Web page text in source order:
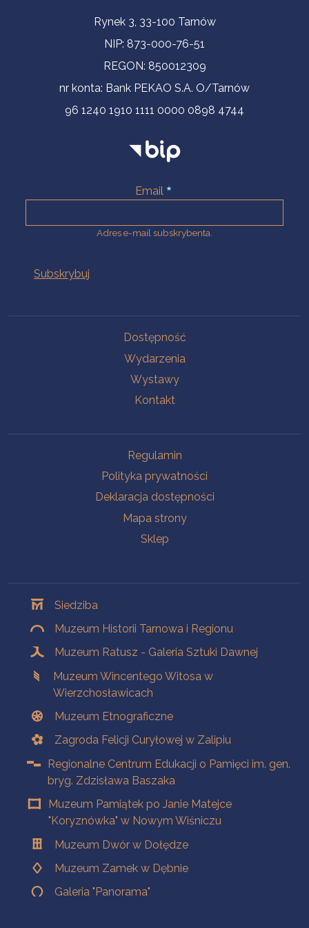
Informacje kontaktoweRynek 3, 33-100 Tarnów
NIP: 873-000-76-51
REGON: 850012309
nr konta: Bank PEKAO S.A. O/Tarnów
96 1240 1910 1111 0000 0898 4744
Email
Adres e-mail subskrybenta.
Dostępność
Wydarzenia
Wystawy
Kontakt
Regulamin
Polityka prywatności
Deklaracja dostępności
Mapa strony
Sklep
Siedziba
Muzeum Historii Tarnowa i Regionu
Muzeum Ratusz - Galeria Sztuki Dawnej
Muzeum Wincentego Witosa w
Wierzchosławicach
Muzeum Etnograficzne
Zagroda Felicji Curyłowej w Zalipiu
Regionalne Centrum Edukacji o Pamięci im. gen.
bryg. Zdzisława Baszaka
Muzeum Pamiątek po Janie Matejce
"Koryznówka" w Nowym Wiśniczu
Muzeum Dwór w Dołędze
Muzeum Zamek w Dębnie
Galeria "Panorama"